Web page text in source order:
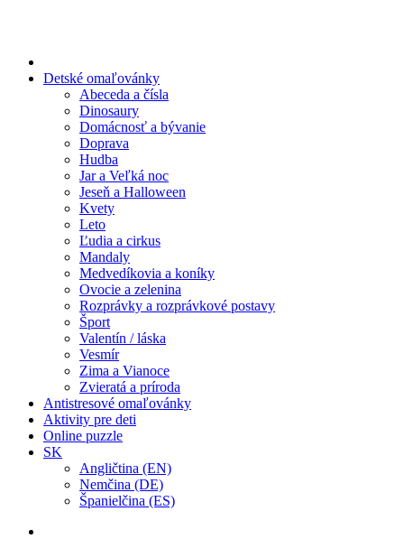
Detské omaľovánky
Abeceda a čísla
Dinosaury
Domácnosť a bývanie
Doprava
Hudba
Jar a Veľká noc
Jeseň a Halloween
Kvety
Leto
Ľudia a cirkus
Mandaly
Medvedíkovia a koníky
Ovocie a zelenina
Rozprávky a rozprávkové postavy
Šport
Valentín / láska
Vesmír
Zima a Vianoce
Zvieratá a príroda
Antistresové omaľovánky
Aktivity pre deti
Online puzzle
SK
Angličtina (EN)
Nemčina (DE)
Španielčina (ES)